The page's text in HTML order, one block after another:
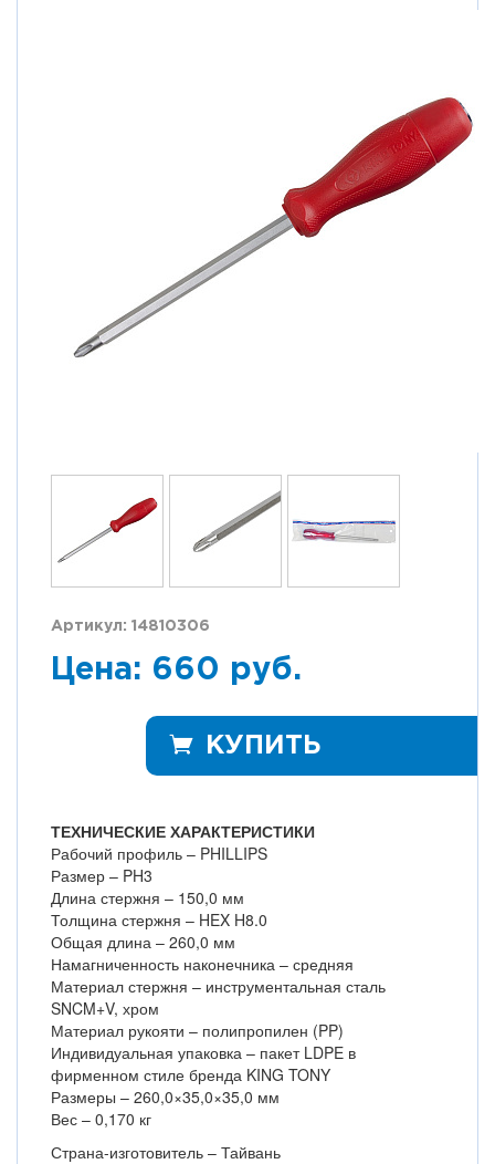
Артикул: 14810306
Цена: 660 руб.
КУПИТЬ
ТЕХНИЧЕСКИЕ ХАРАКТЕРИСТИКИ
Рабочий профиль – PHILLIPS
Размер – PH3
Длина стержня – 150,0 мм
Толщина стержня – HEX H8.0
Общая длина – 260,0 мм
Намагниченность наконечника – средняя
Материал стержня – инструментальная сталь
SNCM+V, хром
Материал рукояти – полипропилен (PP)
Индивидуальная упаковка – пакет LDPE в
фирменном стиле бренда KING TONY
Размеры – 260,0×35,0×35,0 мм
Вес – 0,170 кг
Страна-изготовитель – Тайвань